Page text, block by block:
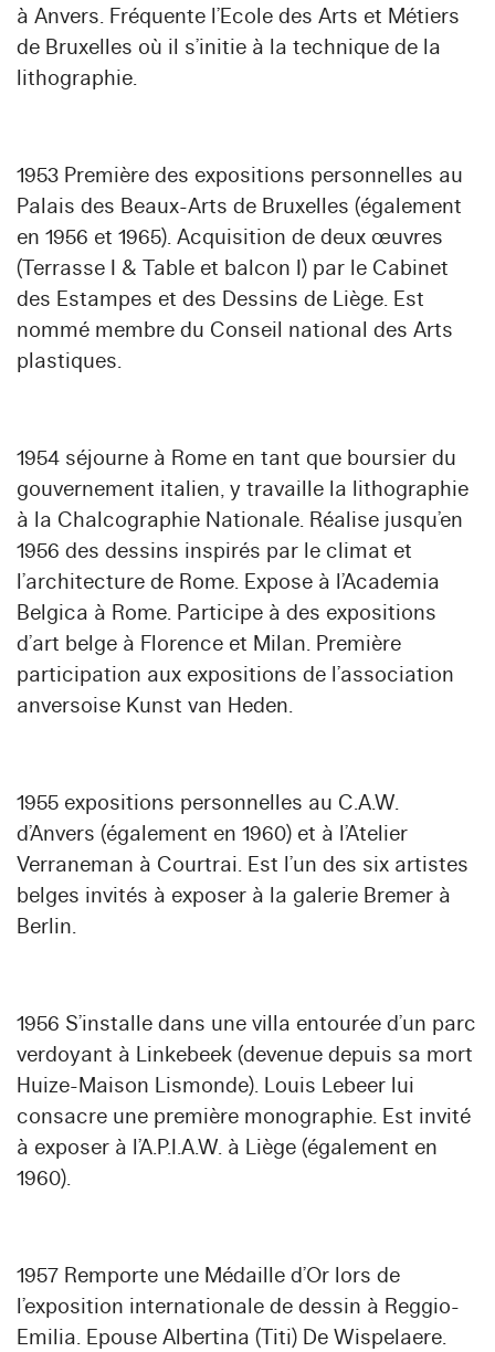
à Anvers. Fréquente l’Ecole des Arts et Métiers
de Bruxelles où il s’initie à la technique de la
lithographie.
1953 Première des expositions personnelles au
Palais des Beaux-Arts de Bruxelles (également
en 1956 et 1965). Acquisition de deux œuvres
(Terrasse I & Table et balcon I) par le Cabinet
des Estampes et des Dessins de Liège. Est
nommé membre du Conseil national des Arts
plastiques.
1954 séjourne à Rome en tant que boursier du
gouvernement italien, y travaille la lithographie
à la Chalcographie Nationale. Réalise jusqu’en
1956 des dessins inspirés par le climat et
l’architecture de Rome. Expose à l’Academia
Belgica à Rome. Participe à des expositions
d’art belge à Florence et Milan. Première
participation aux expositions de l’association
anversoise Kunst van Heden.
1955 expositions personnelles au C.A.W.
d’Anvers (également en 1960) et à l’Atelier
Verraneman à Courtrai. Est l’un des six artistes
belges invités à exposer à la galerie Bremer à
Berlin.
1956 S’installe dans une villa entourée d’un parc
verdoyant à Linkebeek (devenue depuis sa mort
Huize-Maison Lismonde). Louis Lebeer lui
consacre une première monographie. Est invité
à exposer à l’A.P.I.A.W. à Liège (également en
1960).
1957 Remporte une Médaille d’Or lors de
l’exposition internationale de dessin à Reggio-
Emilia. Epouse Albertina (Titi) De Wispelaere.